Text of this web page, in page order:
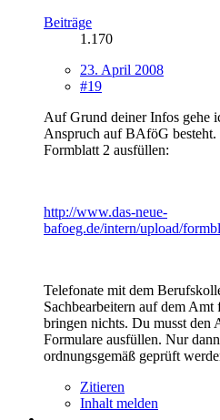
Beiträge
1.170
23. April 2008
#19
Auf Grund deiner Infos gehe
Anspruch auf BAföG
Formblatt 2 ausfüllen:
http://www.das-neue-
bafoeg.de/intern/upload/
Telefonate mit dem
Sachbearbeitern auf dem
bringen nichts. Du musst den
Formulare ausfüllen. Nur
ordnungsgemäß geprüft
Zitieren
Inhalt melden